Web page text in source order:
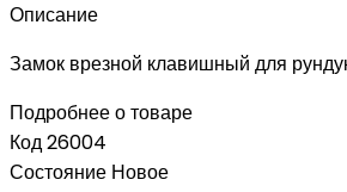
Описание
Замок врезной клавишный для
Подробнее о товаре
Код26004
Состояние Новое